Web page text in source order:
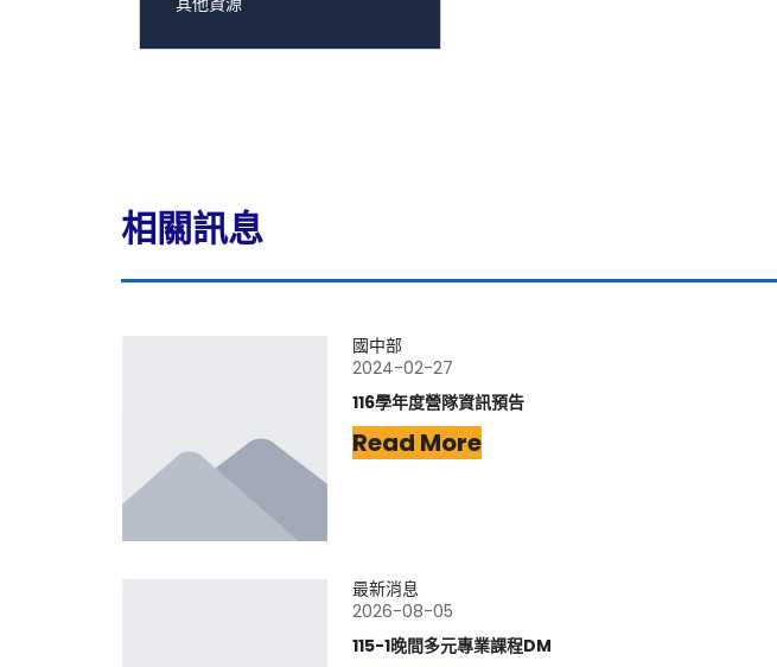
相關訊息
國中部
2024-02-27
116學年度營隊資訊預告
Read More
最新消息
2026-08-05
115-1晚間多元專業課程DM